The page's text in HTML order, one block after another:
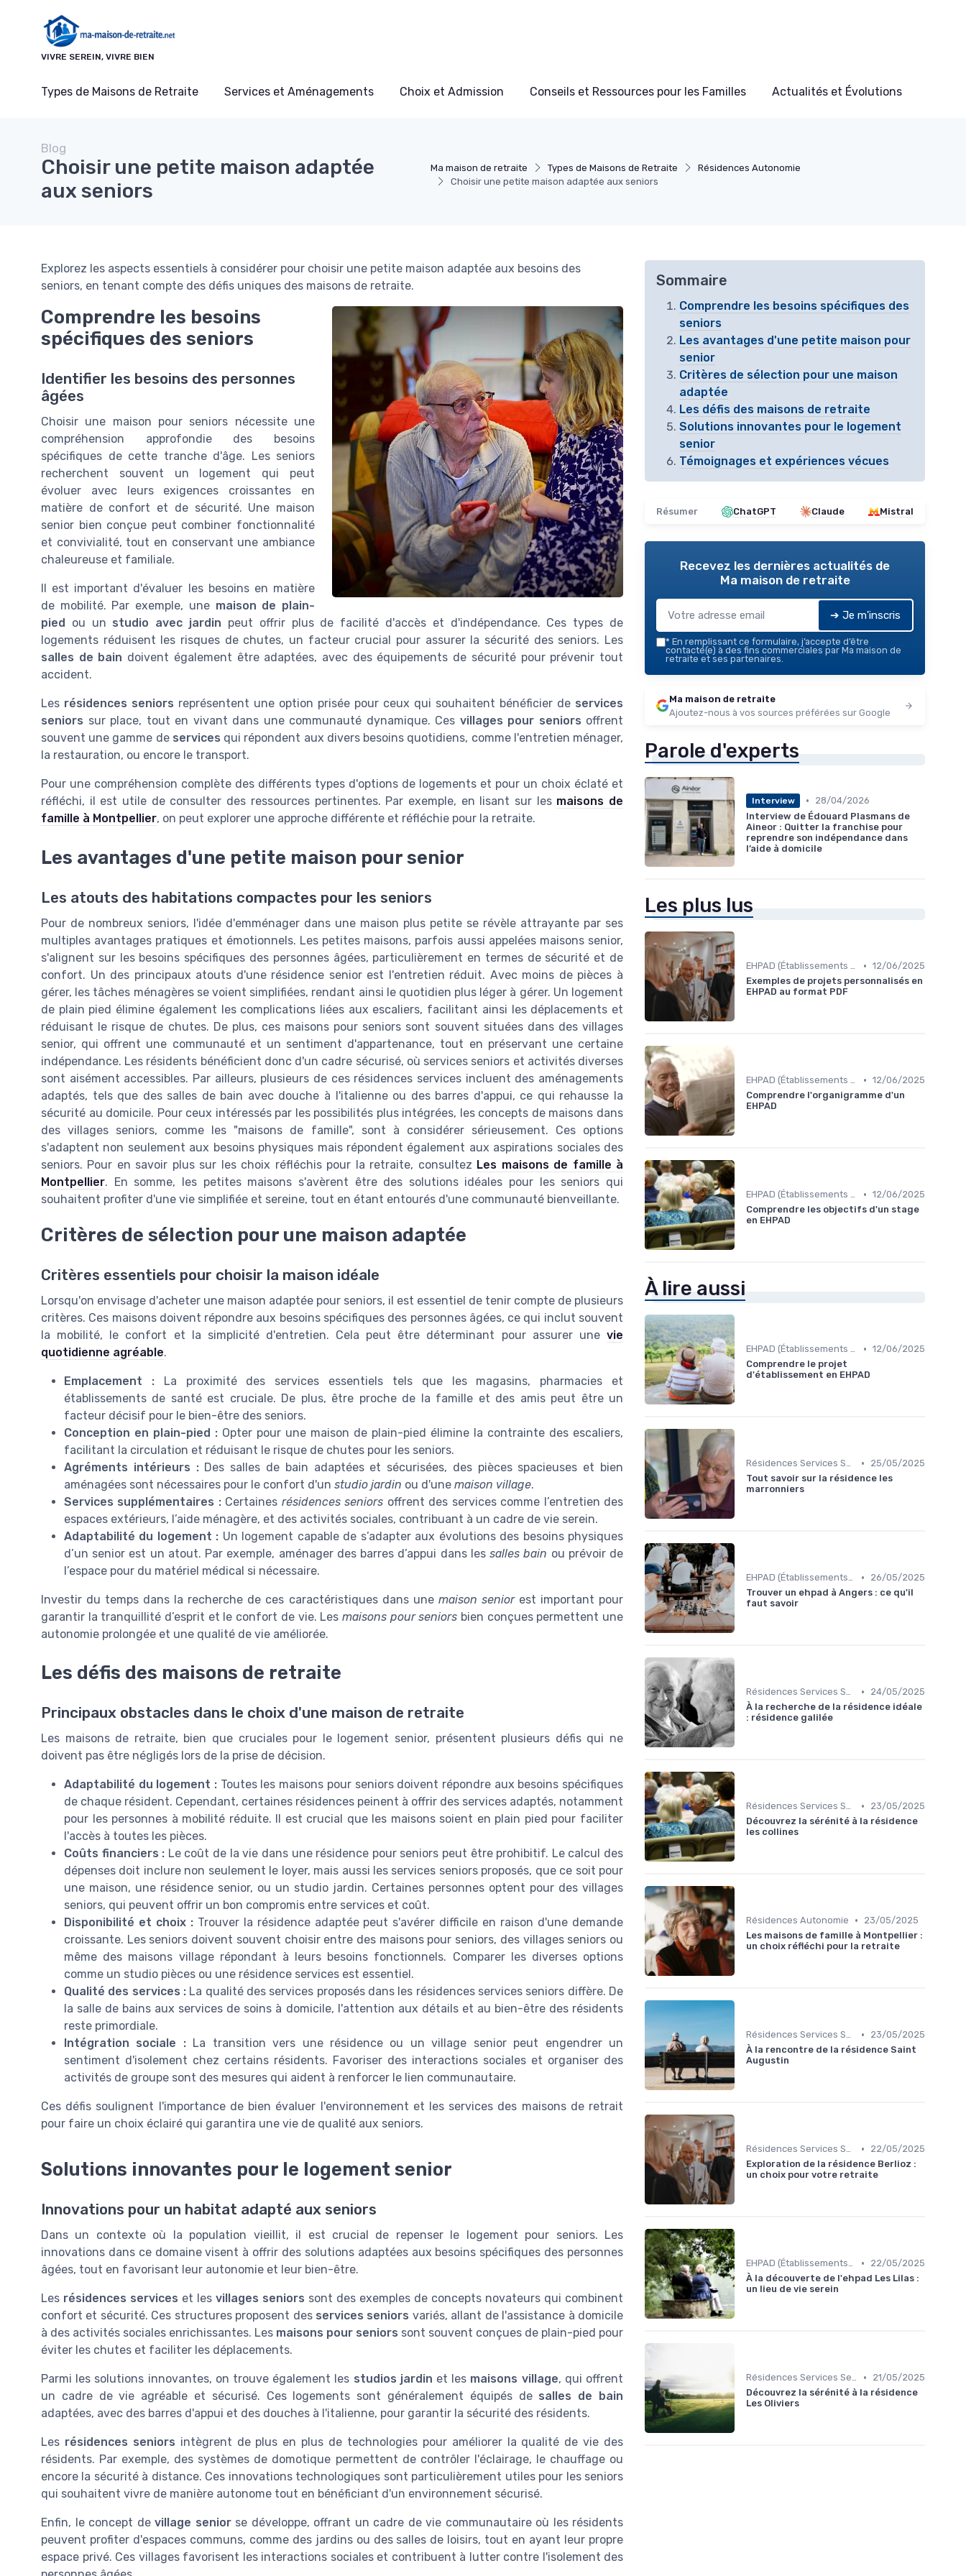
VIVRE SEREIN, VIVRE BIEN
Types de Maisons de Retraite Services et Aménagements Choix et Admission Conseils et Ressources pour les Familles Actualités et Évolutions
Ma maison de retraite Types de Maisons de Retraite
Résidences Autonomie
Choisir une petite maison adaptée aux seniors
Blog
Choisir une petite maison adaptée
aux seniors
Explorez les aspects essentiels à considérer pour choisir une petite maison adaptée aux besoins des
seniors, en tenant compte des défis uniques des maisons de retraite.
Comprendre les besoins
spécifiques des seniors
Identifier les besoins des personnes
âgées
Choisir une maison pour seniors nécessite une
compréhension approfondie des besoins
spécifiques de cette tranche d'âge. Les seniors
recherchent souvent un logement qui peut
évoluer avec leurs exigences croissantes en
matière de confort et de sécurité. Une maison
senior bien conçue peut combiner fonctionnalité
et convivialité, tout en conservant une ambiance
chaleureuse et familiale.
Il est important d'évaluer les besoins en matière
de mobilité. Par exemple, une maison de plain-
pied
ou un studio avec jardin peut offrir plus de facilité d'accès et d'indépendance. Ces types de
logements réduisent les risques de chutes, un facteur crucial pour assurer la sécurité des seniors. Les
salles de bain doivent également être adaptées, avec des équipements de sécurité pour prévenir tout
accident.
Les résidences seniors représentent une option prisée pour ceux qui souhaitent bénéficier de services
seniors sur place, tout en vivant dans une communauté dynamique. Ces villages pour seniors offrent
souvent une gamme de services qui répondent aux divers besoins quotidiens, comme l'entretien ménager,
la restauration, ou encore le transport.
Pour une compréhension complète des différents types d'options de logements et pour un choix éclaté et
réfléchi, il est utile de consulter des ressources pertinentes. Par exemple, en lisant sur les maisons de
famille à Montpellier, on peut explorer une approche différente et réfléchie pour la retraite.
Les avantages d'une petite maison pour senior
Les atouts des habitations compactes pour les seniors
Pour de nombreux seniors, l'idée d'emménager dans une maison plus petite se révèle attrayante par ses
multiples avantages pratiques et émotionnels. Les petites maisons, parfois aussi appelées maisons senior,
s'alignent sur les besoins spécifiques des personnes âgées, particulièrement en termes de sécurité et de
confort. Un des principaux atouts d'une résidence senior est l'entretien réduit. Avec moins de pièces à
gérer, les tâches ménagères se voient simplifiées, rendant ainsi le quotidien plus léger à gérer. Un logement
de plain pied élimine également les complications liées aux escaliers, facilitant ainsi les déplacements et
réduisant le risque de chutes. De plus, ces maisons pour seniors sont souvent situées dans des villages
senior, qui offrent une communauté et un sentiment d'appartenance, tout en préservant une certaine
indépendance. Les résidents bénéficient donc d'un cadre sécurisé, où services seniors et activités diverses
sont aisément accessibles. Par ailleurs, plusieurs de ces résidences services incluent des aménagements
adaptés, tels que des salles de bain avec douche à l'italienne ou des barres d'appui, ce qui rehausse la
sécurité au domicile. Pour ceux intéressés par les possibilités plus intégrées, les concepts de maisons dans
des villages seniors, comme les "maisons de famille", sont à considérer sérieusement. Ces options
s'adaptent non seulement aux besoins physiques mais répondent également aux aspirations sociales des
seniors. Pour en savoir plus sur les choix réfléchis pour la retraite, consultez Les maisons de famille à
Montpellier. En somme, les petites maisons s'avèrent être des solutions idéales pour les seniors qui
souhaitent profiter d'une vie simplifiée et sereine, tout en étant entourés d'une communauté bienveillante.
Critères de sélection pour une maison adaptée
Critères essentiels pour choisir la maison idéale
Lorsqu'on envisage d'acheter une maison adaptée pour seniors, il est essentiel de tenir compte de plusieurs
critères. Ces maisons doivent répondre aux besoins spécifiques des personnes âgées, ce qui inclut souvent
la mobilité, le confort et la simplicité d'entretien. Cela peut être déterminant pour assurer une vie
quotidienne agréable.
Emplacement :La proximité des services essentiels tels que les magasins, pharmacies et
établissements de santé est cruciale. De plus, être proche de la famille et des amis peut être un
facteur décisif pour le bien-être des seniors.
Conception en plain-pied : Opter pour une maison de plain-pied élimine la contrainte des escaliers,
facilitant la circulation et réduisant le risque de chutes pour les seniors.
Agréments intérieurs :Des salles de bain adaptées et sécurisées, des pièces spacieuses et bien
aménagées sont nécessaires pour le confort d'un studio jardin ou d'une maison village.
Services supplémentaires :Certaines résidences seniors offrent des services comme l’entretien des
espaces extérieurs, l’aide ménagère, et des activités sociales, contribuant à un cadre de vie serein.
Adaptabilité du logement : Un logement capable de s’adapter aux évolutions des besoins physiques
d’un senior est un atout. Par exemple, aménager des barres d’appui dans lessalles bain ou prévoir de
l’espace pour du matériel médical si nécessaire.
Investir du temps dans la recherche de ces caractéristiques dans une maison seniorest important pour
garantir la tranquillité d’esprit et le confort de vie. Les maisons pour seniors bien conçues permettent une
autonomie prolongée et une qualité de vie améliorée.
Les défis des maisons de retraite
Principaux obstacles dans le choix d'une maison de retraite
Les maisons de retraite, bien que cruciales pour le logement senior, présentent plusieurs défis qui ne
doivent pas être négligés lors de la prise de décision.
Adaptabilité du logement : Toutes les maisons pour seniors doivent répondre aux besoins spécifiques
de chaque résident. Cependant, certaines résidences peinent à offrir des services adaptés, notamment
pour les personnes à mobilité réduite. Il est crucial que les maisons soient en plain pied pour faciliter
l'accès à toutes les pièces.
Coûts financiers : Le coût de la vie dans une résidence pour seniors peut être prohibitif. Le calcul des
dépenses doit inclure non seulement le loyer, mais aussi les services seniors proposés, que ce soit pour
une maison, une résidence senior, ou un studio jardin. Certaines personnes optent pour des villages
seniors, qui peuvent offrir un bon compromis entre services et coût.
Disponibilité et choix :Trouver la résidence adaptée peut s'avérer difficile en raison d'une demande
croissante. Les seniors doivent souvent choisir entre des maisons pour seniors, des villages seniors ou
même des maisons village répondant à leurs besoins fonctionnels. Comparer les diverses options
comme un studio pièces ou une résidence services est essentiel.
Qualité des services : La qualité des services proposés dans les résidences services seniors diffère. De
la salle de bains aux services de soins à domicile, l'attention aux détails et au bien-être des résidents
reste primordiale.
Intégration sociale :La transition vers une résidence ou un village senior peut engendrer un
sentiment d'isolement chez certains résidents. Favoriser des interactions sociales et organiser des
activités de groupe sont des mesures qui aident à renforcer le lien communautaire.
Ces défis soulignent l'importance de bien évaluer l'environnement et les services des maisons de retrait
pour faire un choix éclairé qui garantira une vie de qualité aux seniors.
Solutions innovantes pour le logement senior
Innovations pour un habitat adapté aux seniors
Dans un contexte où la population vieillit, il est crucial de repenser le logement pour seniors. Les
innovations dans ce domaine visent à offrir des solutions adaptées aux besoins spécifiques des personnes
âgées, tout en favorisant leur autonomie et leur bien-être.
Les résidences services et les villages seniors sont des exemples de concepts novateurs qui combinent
confort et sécurité. Ces structures proposent des services seniors variés, allant de l'assistance à domicile
à des activités sociales enrichissantes. Les maisons pour seniors sont souvent conçues de plain-pied pour
éviter les chutes et faciliter les déplacements.
Parmi les solutions innovantes, on trouve également les studios jardin et les maisons village, qui offrent
un cadre de vie agréable et sécurisé. Ces logements sont généralement équipés de salles de bain
adaptées, avec des barres d'appui et des douches à l'italienne, pour garantir la sécurité des résidents.
Les résidences seniors intègrent de plus en plus de technologies pour améliorer la qualité de vie des
résidents. Par exemple, des systèmes de domotique permettent de contrôler l'éclairage, le chauffage ou
encore la sécurité à distance. Ces innovations technologiques sont particulièrement utiles pour les seniors
qui souhaitent vivre de manière autonome tout en bénéficiant d'un environnement sécurisé.
Enfin, le concept de village seniorse développe, offrant un cadre de vie communautaire où les résidents
peuvent profiter d'espaces communs, comme des jardins ou des salles de loisirs, tout en ayant leur propre
espace privé. Ces villages favorisent les interactions sociales et contribuent à lutter contre l'isolement des
Sommaire
Comprendre les besoins spécifiques des
seniors
Les avantages d'une petite maison pour
senior
Critères de sélection pour une maison
adaptée
Les défis des maisons de retraite
Solutions innovantes pour le logement
senior
Témoignages et expériences vécues
Résumer ChatGPT Claude Mistral
Recevez les dernières actualités de
Ma maison de retraite
➔ Je m'inscris
* En remplissant ce formulaire, j’accepte d’être
contacté(e) à des fins commerciales par Ma maison de
retraite et ses partenaires.
Ma maison de retraite
Ajoutez-nous à vos sources préférées sur Google
Parole d'experts
Interview •
28/04/2026
Interview de Édouard Plasmans de
Aineor : Quitter la franchise pour
reprendre son indépendance dans
l’aide à domicile
Les plus lus
EHPAD (Établissements d'Hébergement pour Personnes Âgées Dépendantes) • 12/06/2025
Exemples de projets personnalisés en
EHPAD au format PDF
EHPAD (Établissements d'Hébergement pour Personnes Âgées Dépendantes) • 12/06/2025
Comprendre l'organigramme d'un
EHPAD
EHPAD (Établissements d'Hébergement pour Personnes Âgées Dépendantes) • 12/06/2025
Comprendre les objectifs d'un stage
en EHPAD
À lire aussi
EHPAD (Établissements d'Hébergement pour Personnes Âgées Dépendantes) • 12/06/2025
Comprendre le projet
d'établissement en EHPAD
Résidences Services Seniors •
25/05/2025
Tout savoir sur la résidence les
marronniers
EHPAD (Établissements d'Hébergement pour Personnes Âgées Dépendantes) •
26/05/2025
Trouver un ehpad à Angers : ce qu'il
faut savoir
Résidences Services Seniors •
24/05/2025
À la recherche de la résidence idéale
: résidence galilée
Résidences Services Seniors •
23/05/2025
Découvrez la sérénité à la résidence
les collines
Résidences Autonomie •
23/05/2025
Les maisons de famille à Montpellier :
un choix réfléchi pour la retraite
Résidences Services Seniors •
23/05/2025
À la rencontre de la résidence Saint
Augustin
Résidences Services Seniors •
22/05/2025
Exploration de la résidence Berlioz :
un choix pour votre retraite
EHPAD (Établissements d'Hébergement pour Personnes Âgées Dépendantes) •
22/05/2025
À la découverte de l'ehpad Les Lilas :
un lieu de vie serein
Résidences Services Seniors •
21/05/2025
Découvrez la sérénité à la résidence
Les Oliviers